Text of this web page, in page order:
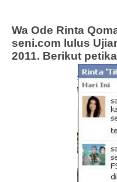
Wa Ode Rinta
seni.com lulus
2011. Berikut